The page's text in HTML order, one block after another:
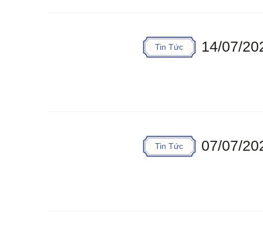
Tin Tức 14/07/
Tin Tức 07/07/